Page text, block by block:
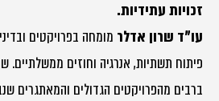
זכויות עתידיות.
עו"ד שרון אדלר מומחה בפרויקטים
פיתוח תשתיות, אנרגיה וחוזים ממשלתיים.
ברבים מהפרויקטים הגדולים והמאתגרים